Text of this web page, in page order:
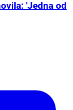
'Jedna od